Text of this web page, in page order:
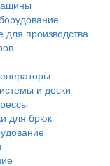
производства
и доски
для брюк